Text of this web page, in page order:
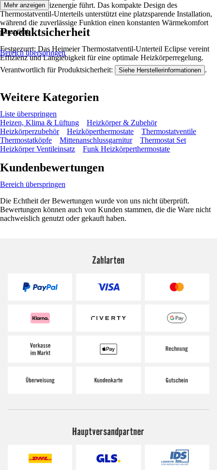
Nutzung der Heizenergie führt. Das kompakte Design des
Thermostatventil-Unterteils unterstützt eine platzsparende Installation,
während die zuverlässige Funktion einen konstanten Wärmekomfort
garantiert.
Festgezurrt: Das Heimeier Thermostatventil-Unterteil Eclipse vereint
Effizienz und Langlebigkeit für eine optimale Heizkörperregelung.
Mehr anzeigen
Produktsicherheit
Bereich überspringen
Verantwortlich für Produktsicherheit: Siehe Herstellerinformationen .
Weitere Kategorien
Liste überspringen
Heizen, Klima & Lüftung
Heizkörper & Zubehör
Heizkörperzubehör
Heizköperthermostate
Thermostatventile
Thermostatköpfe
Mittenanschlussgarnitur
Thermostat Set
Heizkörper Ventileinsatz
Funk Heizkörperthermostate
Kundenbewertungen
Bereich überspringen
Die Echtheit der Bewertungen wurde von uns nicht überprüft.
Bewertungen können auch von Kunden stammen, die die Ware nicht
nachweislich genutzt oder gekauft haben.
Zahlarten
Hauptversandpartner